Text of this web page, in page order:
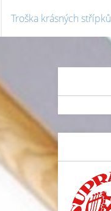
Troška krásných střípků